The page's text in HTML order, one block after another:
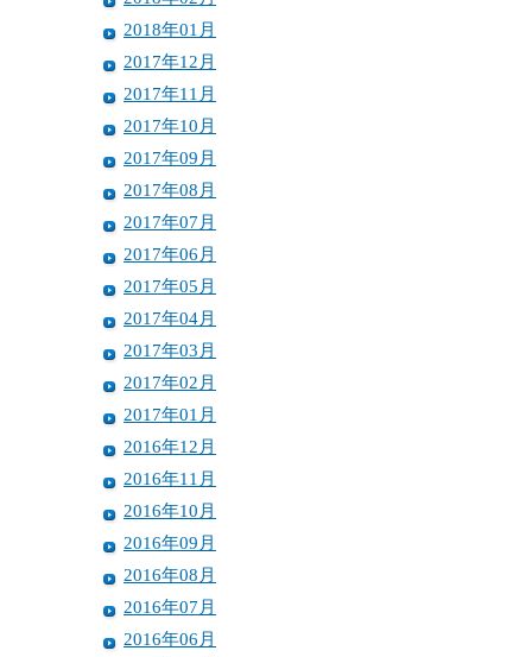
2018年01月
2017年12月
2017年11月
2017年10月
2017年09月
2017年08月
2017年07月
2017年06月
2017年05月
2017年04月
2017年03月
2017年02月
2017年01月
2016年12月
2016年11月
2016年10月
2016年09月
2016年08月
2016年07月
2016年06月